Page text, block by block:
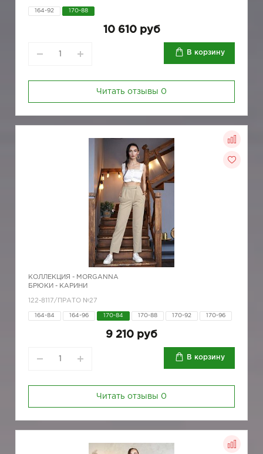
164-92 170-88
10 610 руб
В корзину
Читать отзывы 0
КОЛЛЕКЦИЯ - MORGANNA
БРЮКИ - КАРИНИ
122-8117/ПРАТО №27
164-84 164-96 170-84 170-88 170-92 170-96
9 210 руб
В корзину
Читать отзывы 0